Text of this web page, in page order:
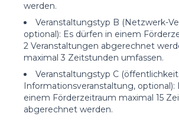
werden.
Veranstaltungstyp B (Netzwerk-
optional): Es dürfen in einem
2 Veranstaltungen abgerechnet
maximal 3 Zeitstunden umfassen.
Veranstaltungstyp C
Informationsveranstaltung, optional):
einem Förderzeitraum maximal 15
abgerechnet werden.